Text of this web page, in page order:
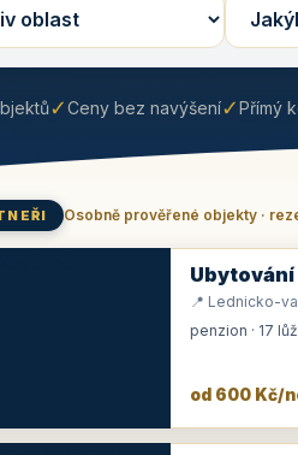
✓Ceny bez navýšení✓Přímý
Osobně prověřené objekty ·
Ubytování
📍 Lednicko-
penzion · 17
od 600 Kč/